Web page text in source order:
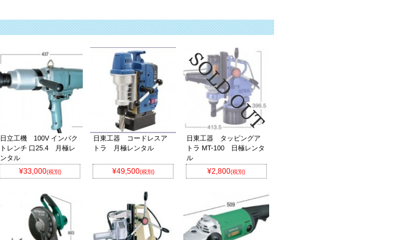
日立工機 100V インパク
トレンチ 口25.4 月極レ
ンタル
¥33,000(税別)
日東工器 コードレスア
トラ 月極レンタル
¥49,500(税別)
日東工器 タッピングア
トラ MT-100 日極レンタ
ル
¥2,800(税別)